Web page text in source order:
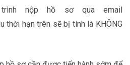
nộp hồ sơ qua email
thời hạn trên sẽ bị tính là KHÔNG